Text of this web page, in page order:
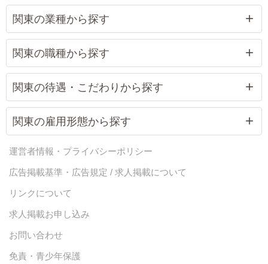
関東の業種から探す
関東の職種から探す
関東の待遇・こだわりから探す
関東の雇用形態から探す
運営者情報・プライバシーポリシー
広告掲載基準・広告規定 / 求人掲載について
リンクについて
求人掲載お申し込み
お問い合わせ
免責・青少年保護